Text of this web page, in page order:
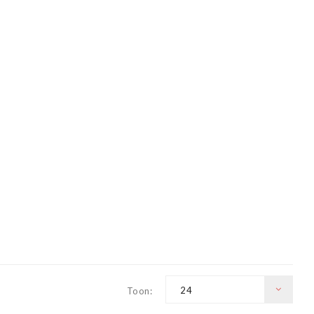
Toon: 24